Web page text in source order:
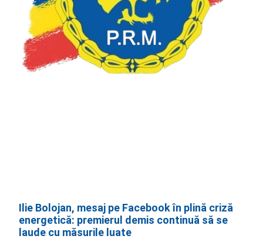
Ilie Bolojan, mesaj pe Facebook în plină criză
energetică: premierul demis continuă să se
laude cu măsurile luate